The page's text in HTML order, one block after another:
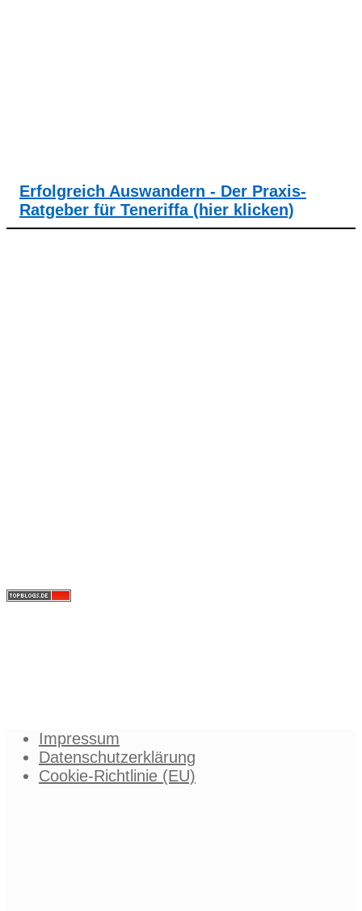
Erfolgreich Auswandern - Der Praxis-
Ratgeber für Teneriffa (hier klicken)
Impressum
Datenschutzerklärung
Cookie-Richtlinie (EU)